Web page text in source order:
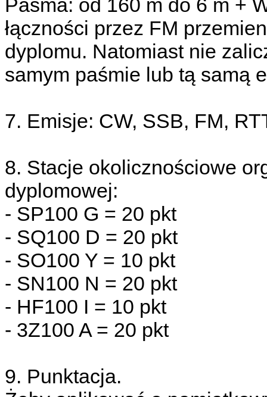
Pasma: od 160 m do 6 m +
łączności przez FM
dyplomu. Natomiast nie
samym paśmie lub tą samą
7. Emisje: CW, SSB, FM,
8. Stacje okolicznościowe
dyplomowej:
- SP100 G = 20 pkt
- SQ100 D = 20 pkt
- SO100 Y = 10 pkt
- SN100 N = 20 pkt
- HF100 I = 10 pkt
- 3Z100 A = 20 pkt
9. Punktacja.